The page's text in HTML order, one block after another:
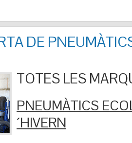
DE
TOTES LES
PNEUMÀTICS
´HIVERN